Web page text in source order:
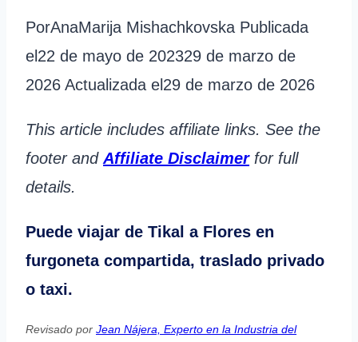
PorAnaMarija Mishachkovska Publicada
el 22 de mayo de 202329 de marzo de
2026 Actualizada el 29 de marzo de 2026
This article includes affiliate links. See the
footer and Affiliate Disclaimerfor full
details.
Puede viajar de Tikal a Flores en
furgoneta compartida, traslado privado
o taxi.
Revisado por Jean Nájera, Experto en la Industria del